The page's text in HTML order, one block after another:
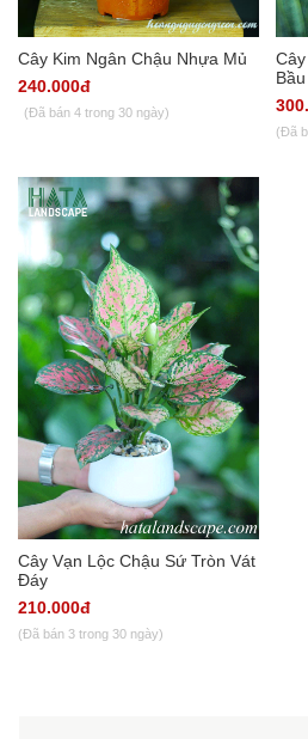
Cây Kim Ngân Chậu Nhựa Mủ
240.000đ
(Đã bán 4 trong 30 ngày)
(Đã
Cây Vạn Lộc Chậu Sứ Tròn Vát
Đáy
210.000đ
(Đã bán 3 trong 30 ngày)